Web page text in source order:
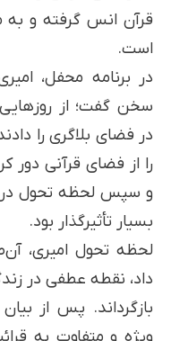
قرآن انس گرفته و به
است.
در برنامه محفل،
سخن گفت؛ از
در فضای بلاگری را
را از فضای قرآنی دور
و سپس لحظه تحول
بسیار تأثیرگذار بود.
لحظه تحول امیری،
داد، نقطه عطفی در
بازگرداند. پس از